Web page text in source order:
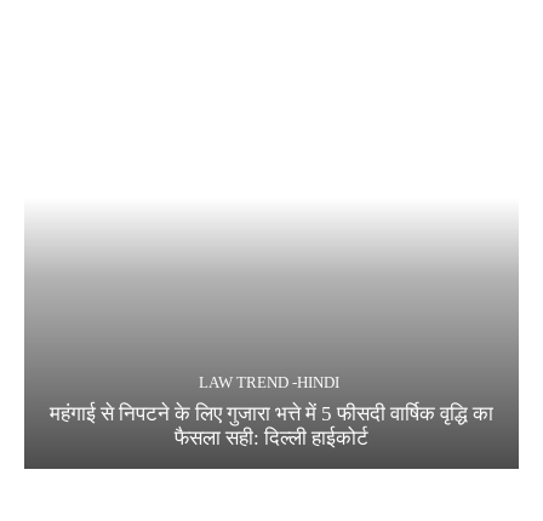
LAW TREND -HINDI
महंगाई से निपटने के लिए गुजारा भत्ते में 5 फीसदी वार्षिक वृद्धि का
फैसला सही: दिल्ली हाईकोर्ट